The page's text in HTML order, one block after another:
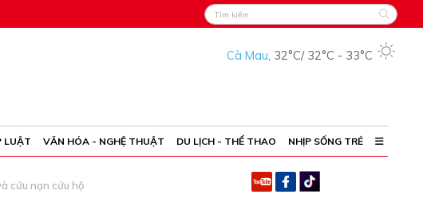
Cà Mau, 32°C/ 32°C - 33°C
LUẬT VĂN HÓA - NGHỆ THUẬT DU LỊCH - THỂ THAO NHỊP SỐNG TRẺ
cứu nạn cứu hộ